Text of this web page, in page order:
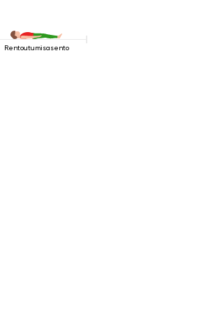
Rentoutumisasento